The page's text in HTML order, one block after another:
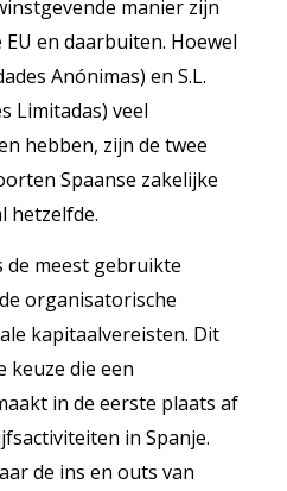
manier zijn
en daarbuiten. Hoewel
Anónimas) en S.L.
Limitadas) veel
hebben, zijn de twee
Spaanse zakelijke
hetzelfde.
de meest gebruikte
organisatorische
kapitaalvereisten. Dit
keuze die een
in de eerste plaats af
in Spanje.
de ins en outs van